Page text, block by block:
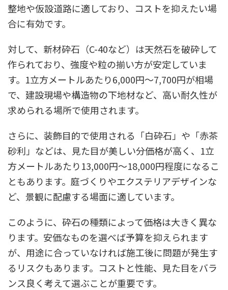
整地や仮設道路に適しており、コストを抑えたい場
合に有効です。
対して、新材砕石（C-40など）は天然石を破砕して
作られており、強度や粒の揃い方が安定していま
す。1立方メートルあたり6,000円〜7,700円が相場
で、建設現場や構造物の下地材など、高い耐久性が
求められる場所で使用されます。
さらに、装飾目的で使用される「白砕石」や「赤茶
砂利」などは、見た目が美しい分価格が高く、1立
方メートルあたり13,000円〜18,000円程度になるこ
ともあります。庭づくりやエクステリアデザインな
ど、景観に配慮する場面に適しています。
このように、砕石の種類によって価格は大きく異な
ります。安価なものを選べば予算を抑えられます
が、用途に合っていなければ施工後に問題が発生す
るリスクもあります。コストと性能、見た目をバラ
ンス良く考えて選ぶことが重要です。